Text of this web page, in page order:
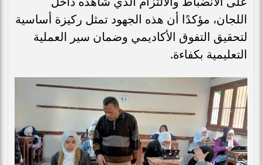
اللجان، مؤكدًا أن هذه الجهود تمثل ركيزة أساسية
لتحقيق التفوق الأكاديمي وضمان سير العملية
التعليمية بكفاءة.